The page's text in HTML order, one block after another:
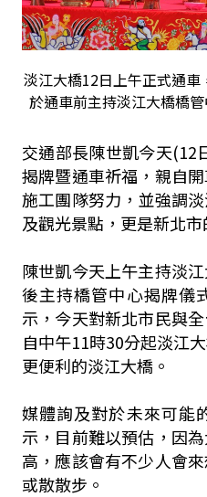
淡江大橋12日上午正式通車
於通車前主持淡江大橋橋
交通部長陳世凱今天(12
揭牌暨通車祈福，親自
施工團隊努力，並強調
及觀光景點，更是新北市
陳世凱今天上午主持淡
後主持橋管中心揭牌儀
示，今天對新北市民與
自中午11時30分起淡江
更便利的淡江大橋。
媒體詢及對於未來可能
示，目前難以預估，因
高，應該會有不少人會
或散散步。